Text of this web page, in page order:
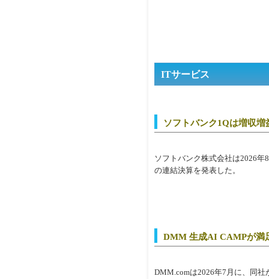
ITサービス
ソフトバンク1Qは増収
ソフトバンク株式会社は2026
の連結決算を発表した。
DMM 生成AI CAMPが満
DMM.comは2026年7月に、同